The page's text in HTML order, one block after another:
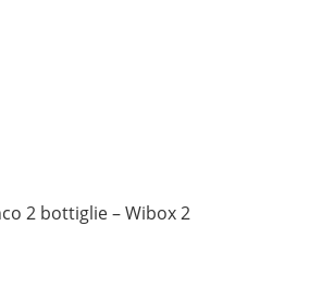
2 bottiglie – Wibox 2